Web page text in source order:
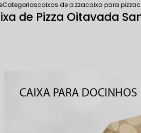
Categoriascaixas de pizzacaixa para pizza
de Pizza Oitavada